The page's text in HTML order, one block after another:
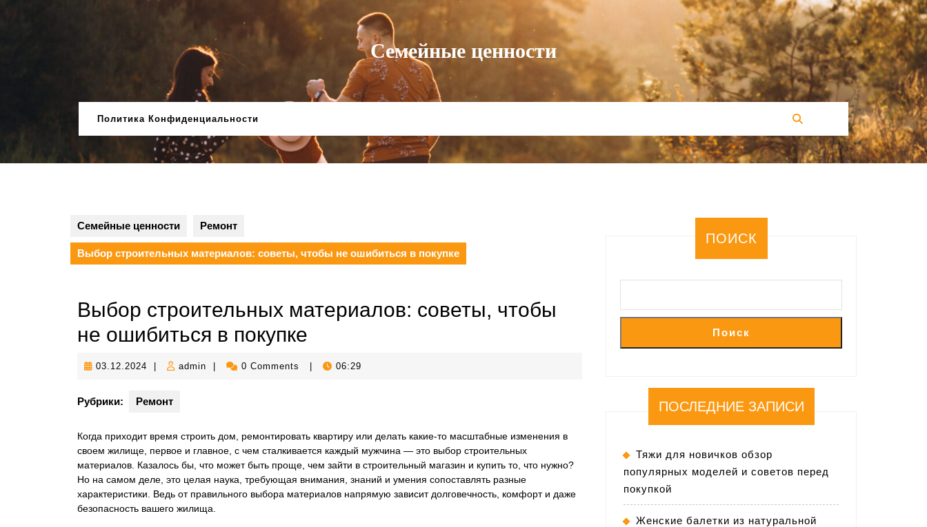
Семейные ценности
Политика Конфиденциальности
Семейные ценности Ремонт
Выбор строительных материалов: советы, чтобы не ошибиться в покупке
Выбор строительных материалов: советы, чтобы
не ошибиться в покупке
03.12.2024 03.12.2024
admin admin 0 Comments 06:29
Рубрики: Ремонт
Когда приходит время строить дом, ремонтировать квартиру или делать какие-то масштабные изменения в
своем жилище, первое и главное, с чем сталкивается каждый мужчина — это выбор строительных
материалов. Казалось бы, что может быть проще, чем зайти в строительный магазин и купить то, что нужно?
Но на самом деле, это целая наука, требующая внимания, знаний и умения сопоставлять разные
характеристики. Ведь от правильного выбора материалов напрямую зависит долговечность, комфорт и даже
безопасность вашего жилища.
ПОИСК
Поиск
ПОСЛЕДНИЕ ЗАПИСИ
Тяжи для новичков обзор
популярных моделей и советов перед
покупкой
Женские балетки из натуральной